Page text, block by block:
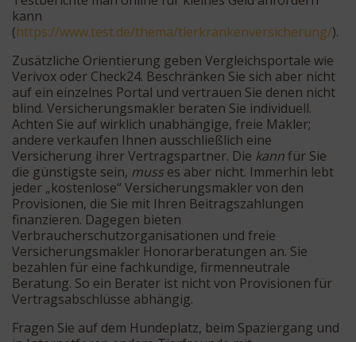
kann
(https://www.test.de/thema/tierkrankenversicherung/).
Zusätzliche Orientierung geben Vergleichsportale wie
Verivox oder Check24. Beschränken Sie sich aber nicht
auf ein einzelnes Portal und vertrauen Sie denen nicht
blind. Versicherungsmakler beraten Sie individuell.
Achten Sie auf wirklich unabhängige, freie Makler;
andere verkaufen Ihnen ausschließlich eine
Versicherung ihrer Vertragspartner. Die kannfür Sie
die günstigste sein, muss es aber nicht. Immerhin lebt
jeder „kostenlose“ Versicherungsmakler von den
Provisionen, die Sie mit Ihren Beitragszahlungen
finanzieren. Dagegen bieten
Verbraucherschutzorganisationen und freie
Versicherungsmakler Honorarberatungen an. Sie
bezahlen für eine fachkundige, firmenneutrale
Beratung. So ein Berater ist nicht von Provisionen für
Vertragsabschlüsse abhängig.
Fragen Sie auf dem Hundeplatz, beim Spaziergang und